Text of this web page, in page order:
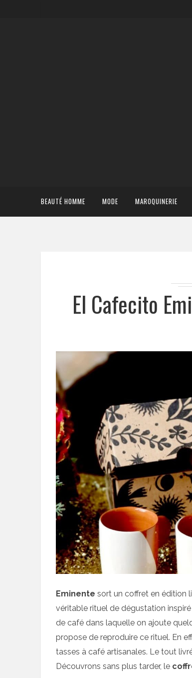
BEAUTÉ HOMME MODE MAROQUINERIE
El Cafecito
Eminente sort un coffret en édition
véritable rituel de dégustation
de café dans laquelle on ajoute
propose de reproduire ce rituel. En
tasses à café artisanales. Le tout
Découvrons sans plus tarder, le